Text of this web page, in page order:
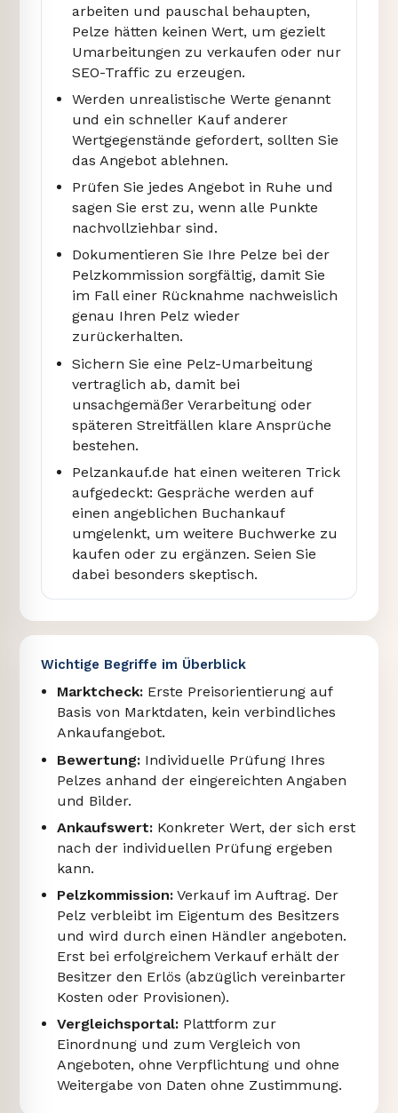
arbeiten und pauschal behaupten,
Pelze hätten keinen Wert, um gezielt
Umarbeitungen zu verkaufen oder nur
SEO-Traffic zu erzeugen.
Werden unrealistische Werte genannt
und ein schneller Kauf anderer
Wertgegenstände gefordert, sollten Sie
das Angebot ablehnen.
Prüfen Sie jedes Angebot in Ruhe und
sagen Sie erst zu, wenn alle Punkte
nachvollziehbar sind.
Dokumentieren Sie Ihre Pelze bei der
Pelzkommission sorgfältig, damit Sie
im Fall einer Rücknahme nachweislich
genau Ihren Pelz wieder
zurückerhalten.
Sichern Sie eine Pelz-Umarbeitung
vertraglich ab, damit bei
unsachgemäßer Verarbeitung oder
späteren Streitfällen klare Ansprüche
bestehen.
Pelzankauf.de hat einen weiteren Trick
aufgedeckt: Gespräche werden auf
einen angeblichen Buchankauf
umgelenkt, um weitere Buchwerke zu
kaufen oder zu ergänzen. Seien Sie
dabei besonders skeptisch.
Wichtige Begriffe im Überblick
Marktcheck: Erste Preisorientierung auf
Basis von Marktdaten, kein verbindliches
Ankaufangebot.
Bewertung: Individuelle Prüfung Ihres
Pelzes anhand der eingereichten Angaben
und Bilder.
Ankaufswert: Konkreter Wert, der sich erst
nach der individuellen Prüfung ergeben
kann.
Pelzkommission: Verkauf im Auftrag. Der
Pelz verbleibt im Eigentum des Besitzers
und wird durch einen Händler angeboten.
Erst bei erfolgreichem Verkauf erhält der
Besitzer den Erlös (abzüglich vereinbarter
Kosten oder Provisionen).
Vergleichsportal: Plattform zur
Einordnung und zum Vergleich von
Angeboten, ohne Verpflichtung und ohne
Weitergabe von Daten ohne Zustimmung.